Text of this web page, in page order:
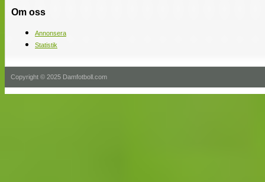
Om oss
Annonsera
Statistik
Copyright © 2025 Damfotboll.com